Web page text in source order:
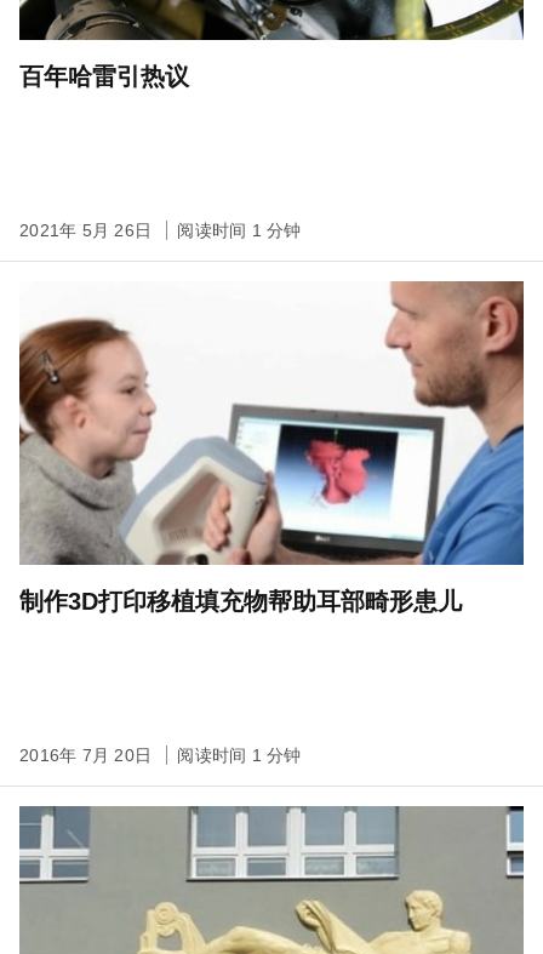
百年哈雷引热议
2021年 5月 26日 阅读时间 1 分钟
制作3D打印移植填充物帮助耳部畸形患儿
2016年 7月 20日 阅读时间 1 分钟